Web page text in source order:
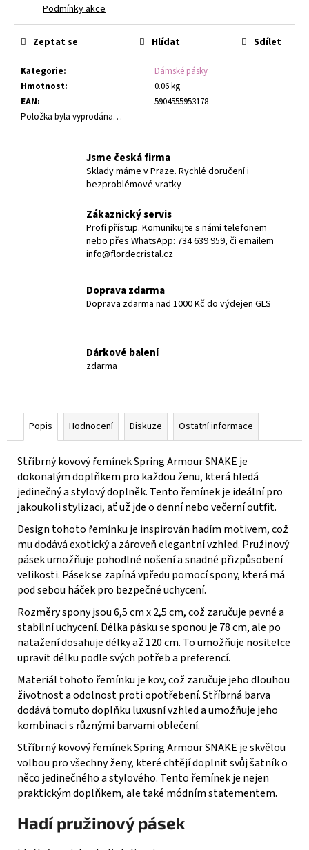
Podmínky akce
Kategorie:
Dámské pásky
Hmotnost:
0.06 kg
EAN:
5904555953178
Položka byla vyprodána…
Zeptat se Hlídat Sdílet
Jsme česká firma
Sklady máme v Praze. Rychlé doručení i
bezproblémové vratky
Zákaznický servis
Profi přístup. Komunikujte s námi telefonem
nebo přes WhatsApp: 734 639 959, či emailem
info@flordecristal.cz
Doprava zdarma
Doprava zdarma nad 1000 Kč do výdejen GLS
Dárkové balení
zdarma
Popis Hodnocení Diskuze Ostatní informace
Stříbrný kovový řemínek Spring Armour SNAKE je
dokonalým doplňkem pro každou ženu, která hledá
jedinečný a stylový doplněk. Tento řemínek je ideální pro
jakoukoli stylizaci, ať už jde o denní nebo večerní outfit.
Design tohoto řemínku je inspirován hadím motivem, což
mu dodává exotický a zároveň elegantní vzhled. Pružinový
pásek umožňuje pohodlné nošení a snadné přizpůsobení
velikosti. Pásek se zapíná vpředu pomocí spony, která má
pod sebou háček pro bezpečné uchycení.
Rozměry spony jsou 6,5 cm x 2,5 cm, což zaručuje pevné a
stabilní uchycení. Délka pásku se sponou je 78 cm, ale po
natažení dosahuje délky až 120 cm. To umožňuje nositelce
upravit délku podle svých potřeb a preferencí.
Materiál tohoto řemínku je kov, což zaručuje jeho dlouhou
životnost a odolnost proti opotřebení. Stříbrná barva
dodává tomuto doplňku luxusní vzhled a umožňuje jeho
kombinaci s různými barvami oblečení.
Stříbrný kovový řemínek Spring Armour SNAKE je skvělou
volbou pro všechny ženy, které chtějí doplnit svůj šatník o
něco jedinečného a stylového. Tento řemínek je nejen
praktickým doplňkem, ale také módním statementem.
Hadí pružinový pásek